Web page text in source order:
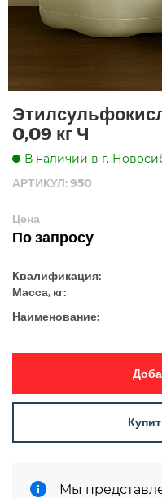
0,09 кг Ч
В наличии в г.
АРТИКУЛ: 950
Цена
По запросу
Квалификация:
Масса, кг:
Наименование:
Мы